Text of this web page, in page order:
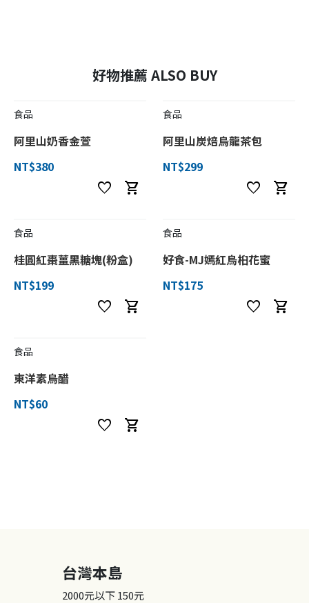
好物推薦 ALSO BUY
食品
阿里山奶香金萱
NT$380
favorite shopping_cart
食品
阿里山炭焙烏龍茶包
NT$299
favorite shopping_cart
食品
桂圓紅棗薑黑糖塊(粉盒)
NT$199
favorite shopping_cart
食品
好食-MJ嫣紅烏桕花蜜
NT$175
favorite shopping_cart
食品
東洋素烏醋
NT$60
favorite shopping_cart
台灣本島
2000元以下150元